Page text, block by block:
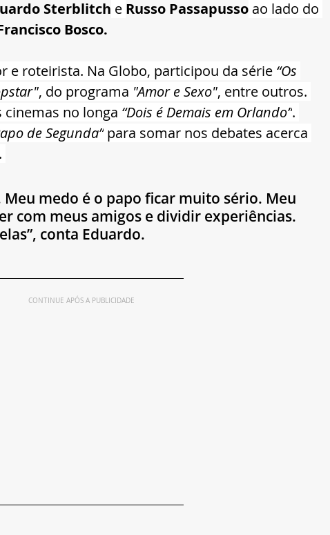
Sterblitch e Russo Passapusso ao lado do
Bosco.
e roteirista. Na Globo, participou da série “Os
, do programa "Amor e Sexo", entre outros.
no longa “Dois é Demais em Orlando”.
de Segunda” para somar nos debates acerca
medo é o papo ficar muito sério. Meu
com meus amigos e dividir experiências.
conta Eduardo.
CONTINUE APÓS A PUBLICIDADE